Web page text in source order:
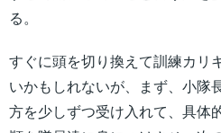
る。
すぐに頭を切り換えて訓練カリ
いかもしれないが、まず、小隊
方を少しずつ受け入れて、具体